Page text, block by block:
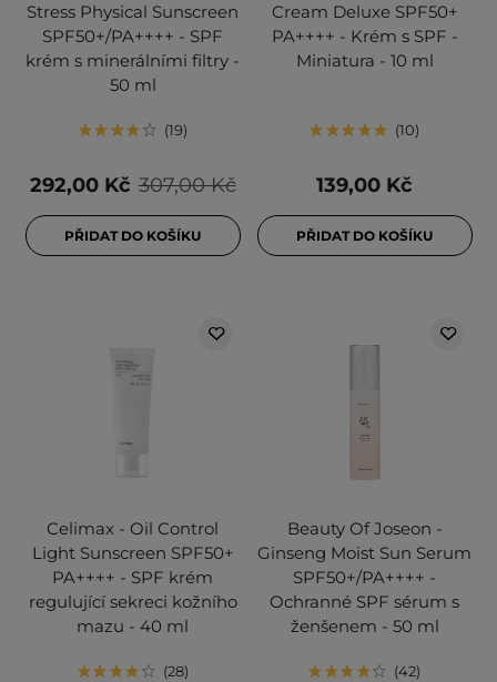
Stress Physical Sunscreen
SPF50+/PA++++ - SPF
krém s minerálními filtry -
50 ml
19
307,00 Kč
292,00 Kč
PŘIDAT DO KOŠÍKU
Cream Deluxe SPF50+
PA++++ - Krém s SPF -
Miniatura - 10 ml
10
139,00 Kč
PŘIDAT DO KOŠÍKU
Celimax - Oil Control
Light Sunscreen SPF50+
PA++++ - SPF krém
regulující sekreci kožního
mazu - 40 ml
28
Beauty Of Joseon -
Ginseng Moist Sun Serum
SPF50+/PA++++ -
Ochranné SPF sérum s
ženšenem - 50 ml
42